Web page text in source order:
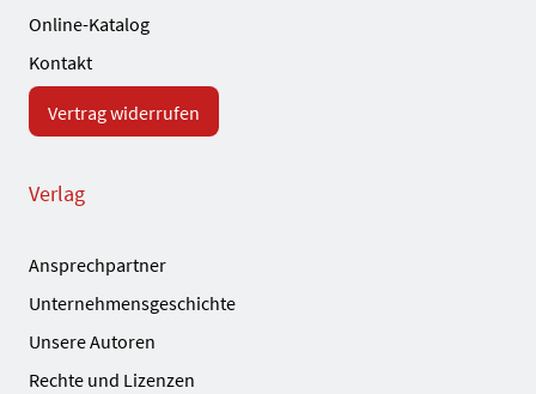
Online-Katalog
Kontakt
Vertrag widerrufen
Verlag
Ansprechpartner
Unternehmensgeschichte
Unsere Autoren
Rechte und Lizenzen